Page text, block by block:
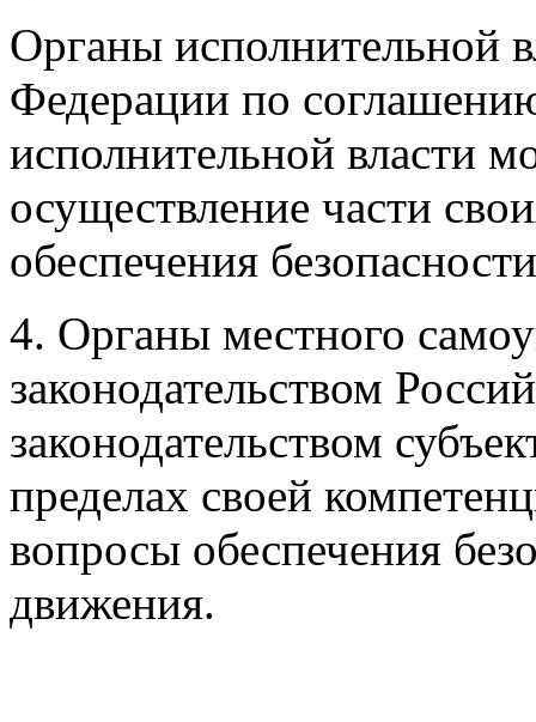
Органы исполнительной
Федерации по
исполнительной власти
осуществление части
обеспечения
4. Органы местного
законодательством
законодательством
пределах своей
вопросы обеспечения
движения.